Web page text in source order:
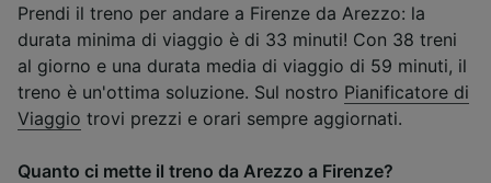
Prendi il treno per andare a Firenze da Arezzo: la
durata minima di viaggio è di 33 minuti! Con 38 treni
al giorno e una durata media di viaggio di 59 minuti, il
treno è un'ottima soluzione. Sul nostro Pianificatore di
Viaggio trovi prezzi e orari sempre aggiornati.
Quanto ci mette il treno da Arezzo a Firenze?